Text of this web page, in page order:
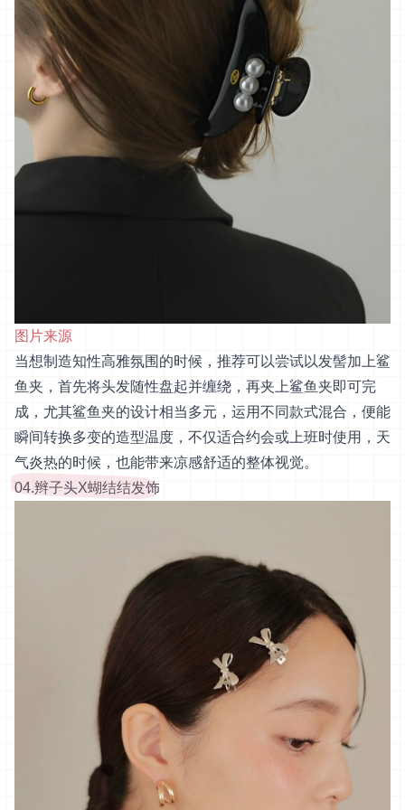
图片来源
当想制造知性高雅氛围的时候，推荐可以尝试以发髻加上鲨
鱼夹，首先将头发随性盘起并缠绕，再夹上鲨鱼夹即可完
成，尤其鲨鱼夹的设计相当多元，运用不同款式混合，便能
瞬间转换多变的造型温度，不仅适合约会或上班时使用，天
气炎热的时候，也能带来凉感舒适的整体视觉。
04.辫子头X蝴结结发饰